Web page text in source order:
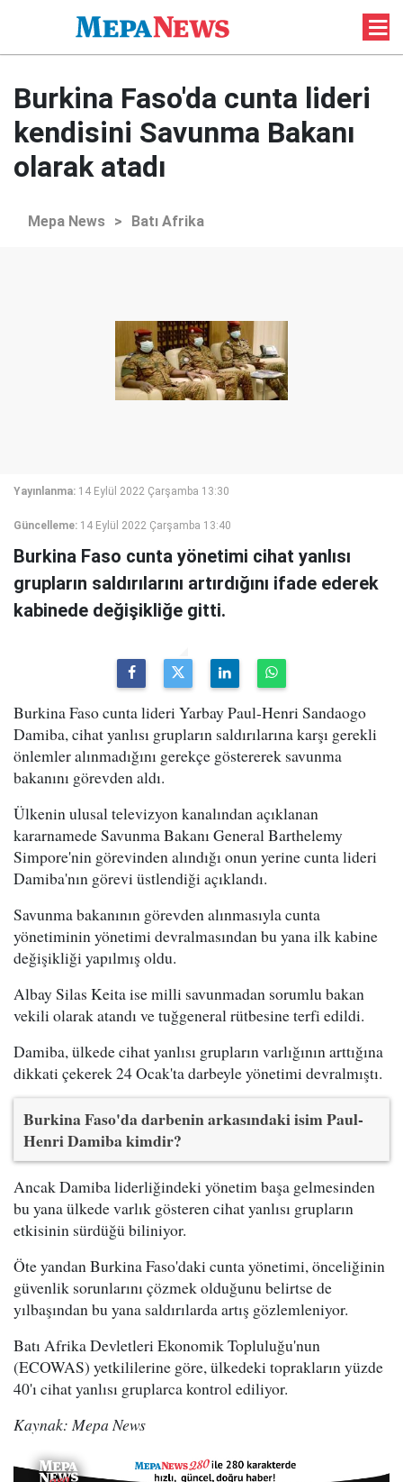
Burkina Faso'da cunta lideri
kendisini Savunma Bakanı
olarak atadı
Mepa News > Batı Afrika
Yayınlanma: 14 Eylül 2022 Çarşamba 13:30
Güncelleme: 14 Eylül 2022 Çarşamba 13:40
Burkina Faso cunta yönetimi cihat yanlısı
grupların saldırılarını artırdığını ifade ederek
kabinede değişikliğe gitti.
Burkina Faso cunta lideri Yarbay Paul-Henri Sandaogo
Damiba, cihat yanlısı grupların saldırılarına karşı gerekli
önlemler alınmadığını gerekçe göstererek savunma
bakanını görevden aldı.
Ülkenin ulusal televizyon kanalından açıklanan
kararnamede Savunma Bakanı General Barthelemy
Simpore'nin görevinden alındığı onun yerine cunta lideri
Damiba'nın görevi üstlendiği açıklandı.
Savunma bakanının görevden alınmasıyla cunta
yönetiminin yönetimi devralmasından bu yana ilk kabine
değişikliği yapılmış oldu.
Albay Silas Keita ise milli savunmadan sorumlu bakan
vekili olarak atandı ve tuğgeneral rütbesine terfi edildi.
Damiba, ülkede cihat yanlısı grupların varlığının arttığına
dikkati çekerek 24 Ocak'ta darbeyle yönetimi devralmıştı.
Burkina Faso'da darbenin arkasındaki isim Paul-
Henri Damiba kimdir?
Ancak Damiba liderliğindeki yönetim başa gelmesinden
bu yana ülkede varlık gösteren cihat yanlısı grupların
etkisinin sürdüğü biliniyor.
Öte yandan Burkina Faso'daki cunta yönetimi, önceliğinin
güvenlik sorunlarını çözmek olduğunu belirtse de
yılbaşından bu yana saldırılarda artış gözlemleniyor.
Batı Afrika Devletleri Ekonomik Topluluğu'nun
(ECOWAS) yetkililerine göre, ülkedeki toprakların yüzde
40'ı cihat yanlısı gruplarca kontrol ediliyor.
Kaynak: Mepa News